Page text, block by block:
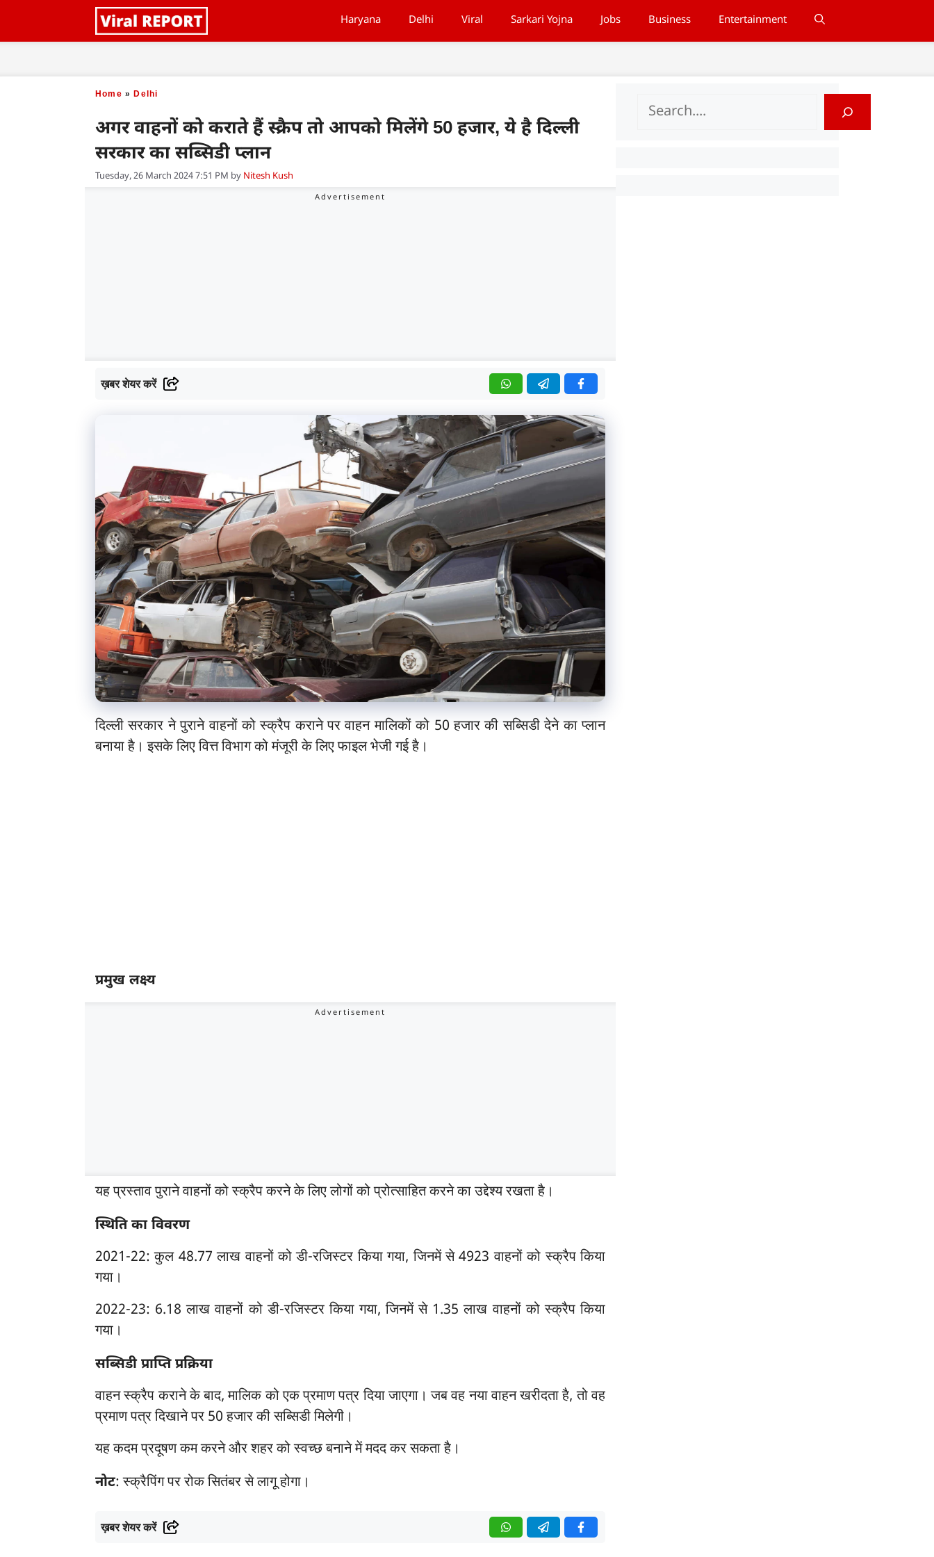
Haryana Delhi Viral Sarkari Yojna Jobs Business Entertainment
Home » Delhi
अगर वाहनों को कराते हैं स्क्रैप तो आपको मिलेंगे 50 हजार, ये है दिल्ली
सरकार का सब्सिडी प्लान
Tuesday, 26 March 2024 7:51 PM by Nitesh Kush
ख़बर शेयर करें
दिल्ली सरकार ने पुराने वाहनों को स्क्रैप कराने पर वाहन मालिकों को 50 हजार की सब्सिडी देने का प्लान
बनाया है। इसके लिए वित्त विभाग को मंजूरी के लिए फाइल भेजी गई है।
प्रमुख लक्ष्य
यह प्रस्ताव पुराने वाहनों को स्क्रैप करने के लिए लोगों को प्रोत्साहित करने का उद्देश्य रखता है।
स्थिति का विवरण
2021-22: कुल 48.77 लाख वाहनों को डी-रजिस्टर किया गया, जिनमें से 4923 वाहनों को स्क्रैप किया
गया।
2022-23: 6.18 लाख वाहनों को डी-रजिस्टर किया गया, जिनमें से 1.35 लाख वाहनों को स्क्रैप किया
गया।
सब्सिडी प्राप्ति प्रक्रिया
वाहन स्क्रैप कराने के बाद, मालिक को एक प्रमाण पत्र दिया जाएगा। जब वह नया वाहन खरीदता है, तो वह
प्रमाण पत्र दिखाने पर 50 हजार की सब्सिडी मिलेगी।
यह कदम प्रदूषण कम करने और शहर को स्वच्छ बनाने में मदद कर सकता है।
नोट: स्क्रैपिंग पर रोक सितंबर से लागू होगा।
ख़बर शेयर करें
Search